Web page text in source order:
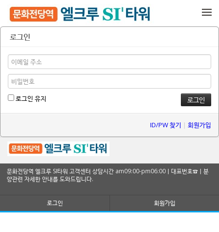
메뉴 건너뛰기
로그인
로그인 유지
ID/PW 찾기 | 회원가입
문화전당역 엘크루 SI타워 고객센터 상담시간 am09:00-pm06:00ㅣ대표번호☎ㅣ분
양관련 자세한 안내를 도와드립니다.
로그인 회원가입